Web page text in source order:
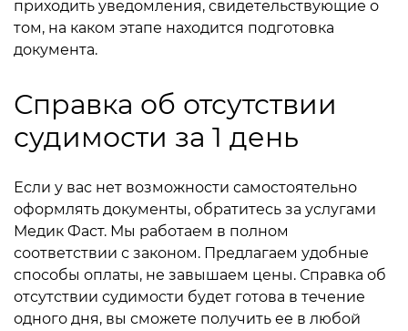
приходить уведомления, свидетельствующие о
том, на каком этапе находится подготовка
документа.
Справка об отсутствии
судимости за 1 день
Если у вас нет возможности самостоятельно
оформлять документы, обратитесь за услугами
Медик Фаст. Мы работаем в полном
соответствии с законом. Предлагаем удобные
способы оплаты, не завышаем цены. Справка об
отсутствии судимости будет готова в течение
одного дня, вы сможете получить ее в любой